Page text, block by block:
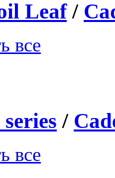
Leaf/
все
series /
все